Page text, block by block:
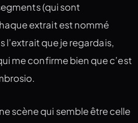
(qui sont
extrait est nommé
l’extrait que je regardais,
me confirme bien que c’est
scène qui semble être celle